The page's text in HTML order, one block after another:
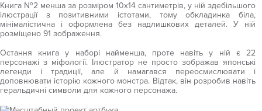
Книга №2 менша за розміром 10х14 сантиметрів, у ній здебільшого
ілюстрації з позитивними істотами, тому обкладинка біла,
мінімалістична і оформлена без надлишкових деталей. У ній
розміщено 91 зображення.
Остання книга у наборі найменша, проте навіть у ній є 22
персонажі з міфології. Ілюстратор не просто зображав японські
легенди і традиції, але й намагався переосмислювати і
доповнювати історію кожного монстра. Відтак, він розробив навіть
геральдичні символи для кожного персонажа.